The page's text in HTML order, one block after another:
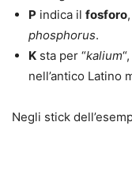
P indica il fosforo
phosphorus.
K sta per “kalium
nell’antico Latino
Negli stick